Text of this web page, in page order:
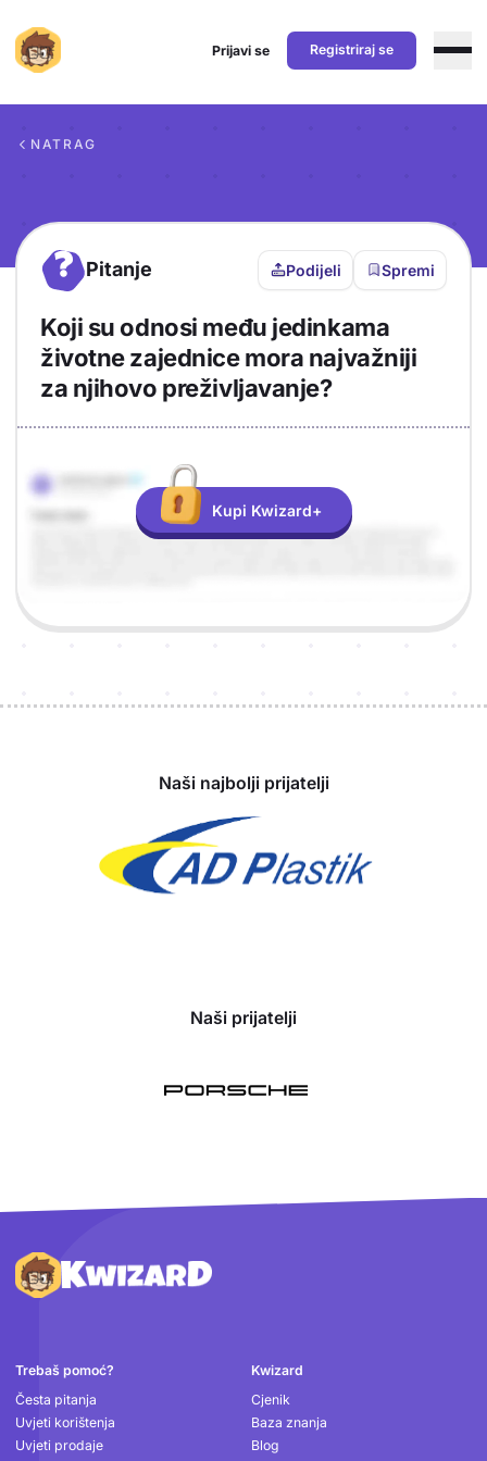
Prijavi se Registriraj se
NATRAG
? Pitanje Podijeli Spremi
Koji su odnosi među jedinkama
životne zajednice mora najvažniji
za njihovo preživljavanje?
Odgovor
Objašnjenje
Kupi Kwizard+
Naši najbolji prijatelji
Naši prijatelji
Podnožje
Trebaš pomoć?
Česta pitanja
Uvjeti korištenja
Uvjeti prodaje
Kwizard
Cjenik
Baza znanja
Blog